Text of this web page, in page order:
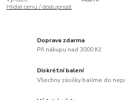
Hlídat cenu / dostupnost
Doprava zdarma
Při nákupu nad 3000 Kč
Diskrétní balení
Všechny zásilky balíme do